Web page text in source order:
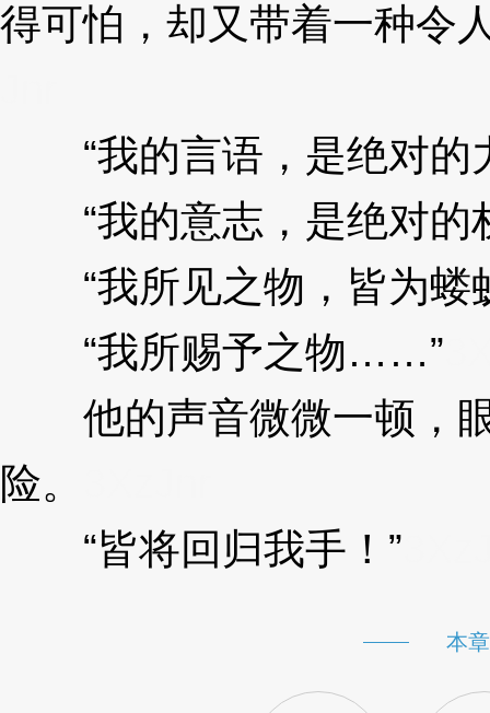
得可怕，却又带着一种令
“我的言语，是绝对的
“我的意志，是绝对的
“我所见之物，皆为蝼
“我所赐予之物……”
他的声音微微一顿，眼
险。
“皆将回归我手！”
本